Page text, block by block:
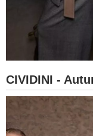
CIVIDINI -